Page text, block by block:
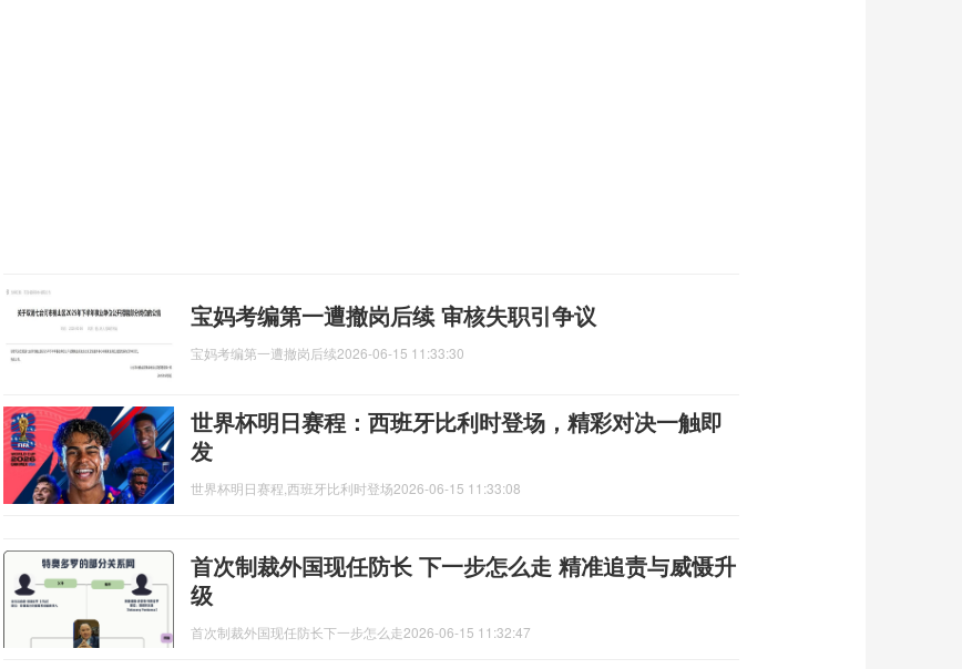
宝妈考编第一遭撤岗后续 审核失职引争议
宝妈考编第一遭撤岗后续2026-06-15 11:33:30
世界杯明日赛程：西班牙比利时登场，精彩对决一触即
发
世界杯明日赛程,西班牙比利时登场2026-06-15 11:33:08
首次制裁外国现任防长 下一步怎么走 精准追责与威慑升
级
首次制裁外国现任防长下一步怎么走2026-06-15 11:32:47